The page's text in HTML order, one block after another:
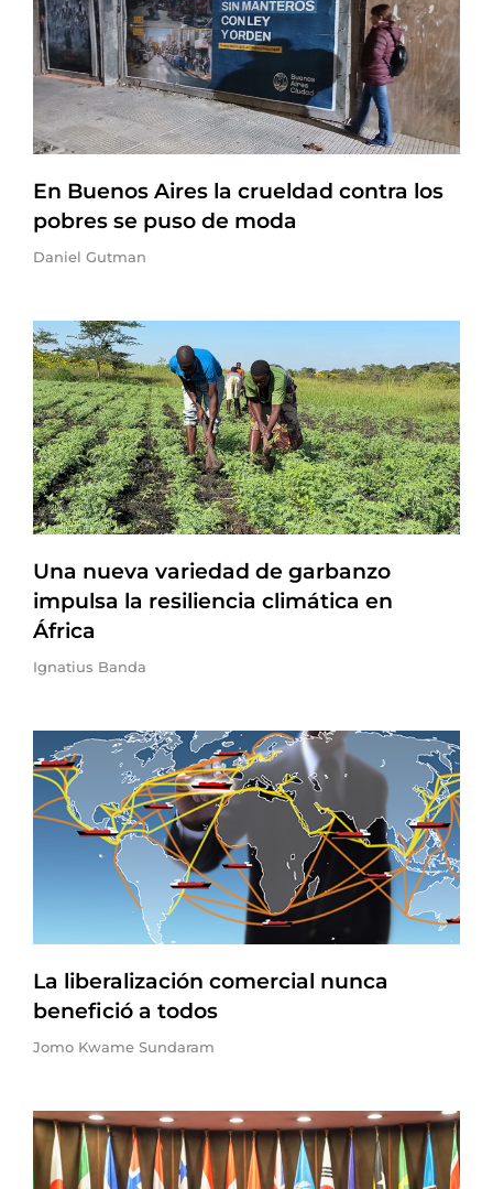
En Buenos Aires la crueldad contra los
pobres se puso de moda
Daniel Gutman
Una nueva variedad de garbanzo
impulsa la resiliencia climática en
África
Ignatius Banda
La liberalización comercial nunca
benefició a todos
Jomo Kwame Sundaram